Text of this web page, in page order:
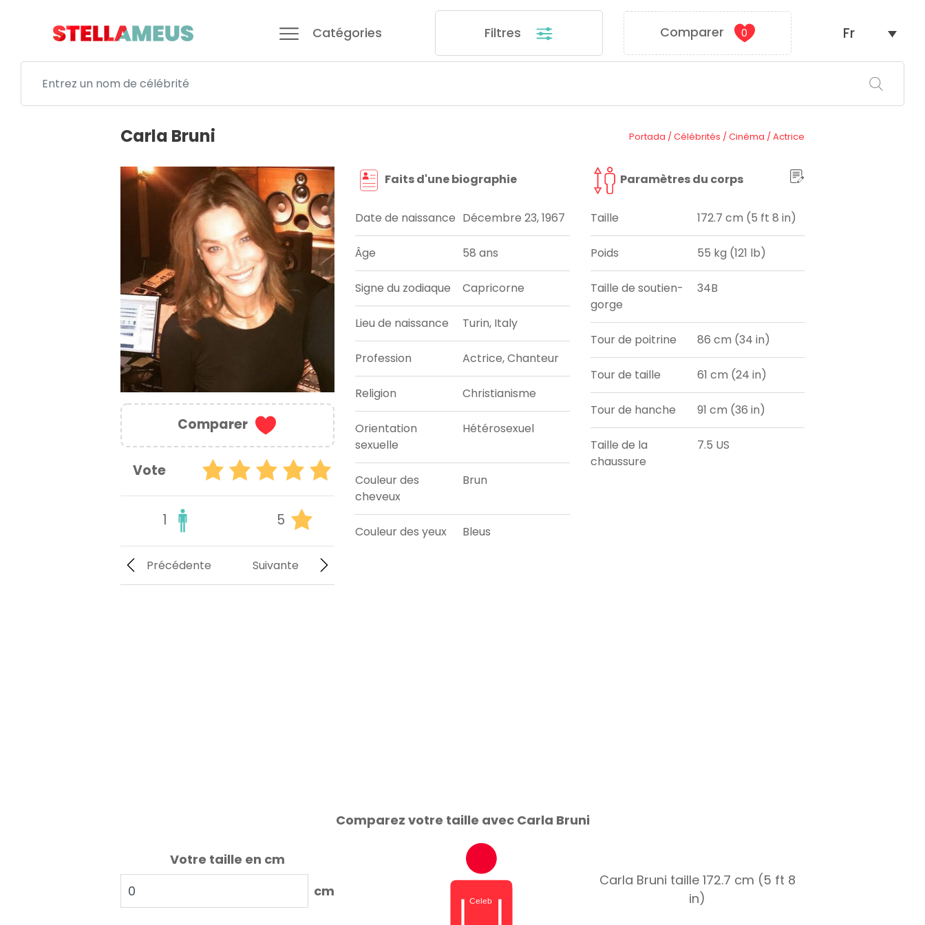
Catégories Filtres Comparer 0 Fr
Carla Bruni Portada /Célébrités /Cinéma /Actrice
Comparer
Vote
1 5
Suivante
Précédente
Faits d'une biographie
Date de naissance Décembre 23, 1967
Âge 58 ans
Signe du zodiaque Capricorne
Lieu de naissance Turin, Italy
Profession Actrice, Chanteur
Religion Christianisme
Orientation
sexuelle
Hétérosexuel
Couleur des
cheveux
Brun
Couleur des yeux Bleus
Paramètres du corps
Taille 172.7 cm (5 ft 8 in)
Poids 55 kg (121 lb)
Taille de soutien-
gorge
34B
Tour de poitrine 86 cm (34 in)
Tour de taille 61 cm (24 in)
Tour de hanche 91 cm (36 in)
Taille de la
chaussure
7.5 US
Comparez votre taille avec Carla Bruni
Votre taille en cm
cm
Carla Bruni taille 172.7 cm (5 ft 8
in)